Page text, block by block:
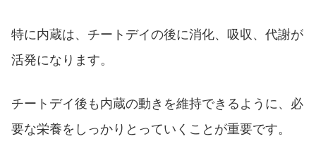
特に内蔵は、チートデイの後に消化、吸収、代謝が
活発になります。
チートデイ後も内蔵の動きを維持できるように、必
要な栄養をしっかりとっていくことが重要です。